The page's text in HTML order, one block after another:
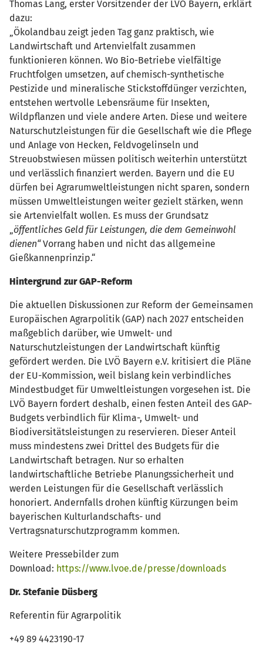
Thomas Lang, erster Vorsitzender der LVÖ Bayern, erklärt
dazu:
„Ökolandbau zeigt jeden Tag ganz praktisch, wie
Landwirtschaft und Artenvielfalt zusammen
funktionieren können. Wo Bio-Betriebe vielfältige
Fruchtfolgen umsetzen, auf chemisch-synthetische
Pestizide und mineralische Stickstoffdünger verzichten,
entstehen wertvolle Lebensräume für Insekten,
Wildpflanzen und viele andere Arten. Diese und weitere
Naturschutzleistungen für die Gesellschaft wie die Pflege
und Anlage von Hecken, Feldvogelinseln und
Streuobstwiesen müssen politisch weiterhin unterstützt
und verlässlich finanziert werden. Bayern und die EU
dürfen bei Agrarumweltleistungen nicht sparen, sondern
müssen Umweltleistungen weiter gezielt stärken, wenn
sie Artenvielfalt wollen. Es muss der Grundsatz
öffentliches Geld für Leistungen, die dem Gemeinwohl
dienen“Vorrang haben und nicht das allgemeine
Gießkannenprinzip.“
Hintergrund zur GAP-Reform
Die aktuellen Diskussionen zur Reform der Gemeinsamen
Europäischen Agrarpolitik (GAP) nach 2027 entscheiden
maßgeblich darüber, wie Umwelt- und
Naturschutzleistungen der Landwirtschaft künftig
gefördert werden. Die LVÖ Bayern e.V. kritisiert die Pläne
der EU-Kommission, weil bislang kein verbindliches
Mindestbudget für Umweltleistungen vorgesehen ist. Die
LVÖ Bayern fordert deshalb, einen festen Anteil des GAP-
Budgets verbindlich für Klima-, Umwelt- und
Biodiversitätsleistungen zu reservieren. Dieser Anteil
muss mindestens zwei Drittel des Budgets für die
Landwirtschaft betragen. Nur so erhalten
landwirtschaftliche Betriebe Planungssicherheit und
werden Leistungen für die Gesellschaft verlässlich
honoriert. Andernfalls drohen künftig Kürzungen beim
bayerischen Kulturlandschafts- und
Vertragsnaturschutzprogramm kommen.
Weitere Pressebilder zum
Download: https://www.lvoe.de/presse/downloads
Dr. Stefanie Düsberg
Referentin für Agrarpolitik
+49 89 4423190-17